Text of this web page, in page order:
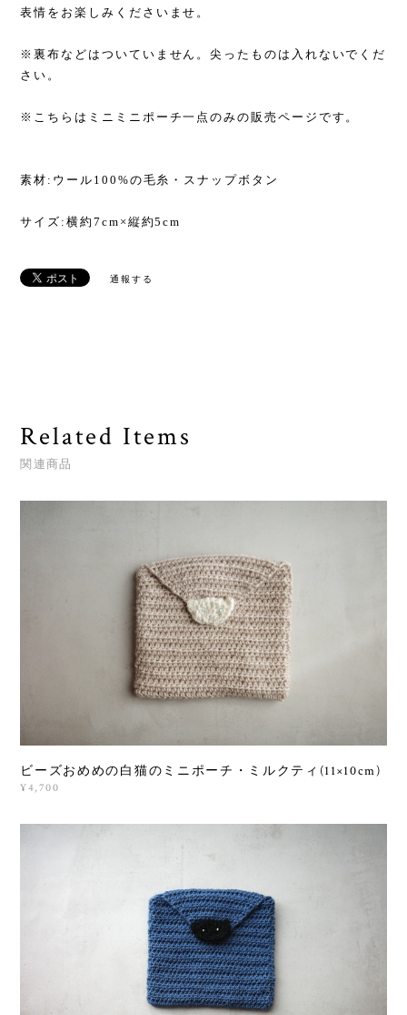
表情をお楽しみくださいませ。
※裏布などはついていません。尖ったものは入れないでくだ
さい。
※こちらはミニミニポーチ一点のみの販売ページです。
素材:ウール100%の毛糸・スナップボタン
サイズ:横約7cm×縦約5cm
通報する
Related Items
関連商品
ビーズおめめの白猫のミニポーチ・ミルクティ(11×10cm)
¥4,700